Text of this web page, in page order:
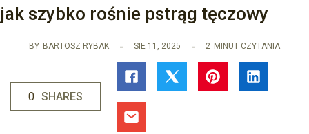
jak szybko rośnie pstrąg tęczowy
BY BARTOSZ RYBAK SIE 11, 2025 2 MINUT CZYTANIA
0 SHARES